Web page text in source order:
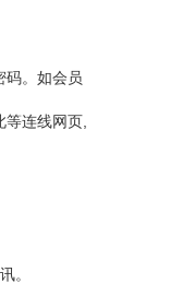
码。如会员
连线网页,
。